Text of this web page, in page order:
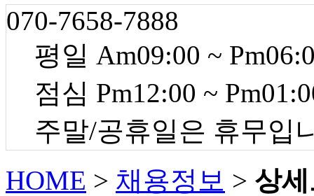
070-7658-7888
평일 Am09:00 ~
점심 Pm12:00 ~
주말/공휴일은 휴무입
HOME > 채용정보 > 상